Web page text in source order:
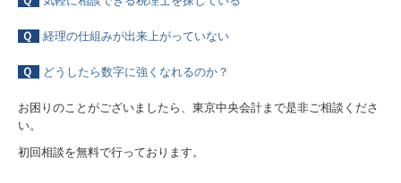
Ｑ 経理の仕組みが出来上がっていない
Ｑ どうしたら数字に強くなれるのか？
お困りのことがございましたら、東京中央会計まで是非ご相談くださ
い。
初回相談を無料で行っております。